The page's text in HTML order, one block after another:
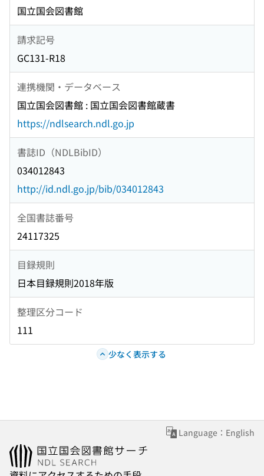
国立国会図書館
請求記号
GC131-R18
連携機関・データベース
国立国会図書館 : 国立国会図書館蔵書
https://ndlsearch.ndl.go.jp
書誌ID（NDLBibID）
034012843
http://id.ndl.go.jp/bib/034012843
全国書誌番号
24117325
目録規則
日本目録規則2018年版
整理区分コード
111
少なく表示する
Language：English